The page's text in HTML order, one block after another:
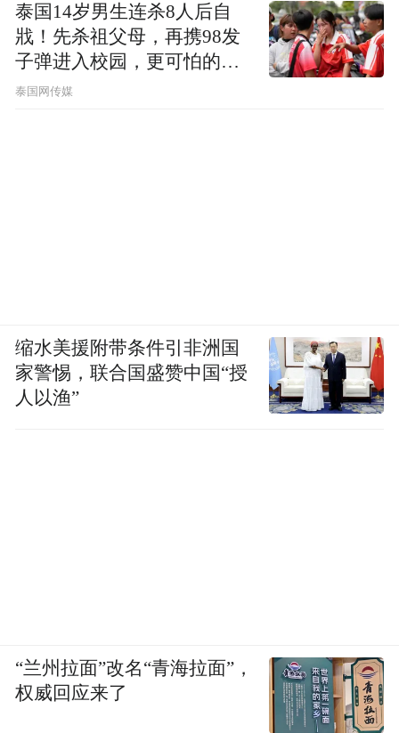
视2026年上午剧场已播剧集前列。
泰国14岁男生连杀8人后自
戕！先杀祖父母，再携98发
子弹进入校园，更可怕的细
节公布了
泰国网传媒
缩水美援附带条件引非洲国
家警惕，联合国盛赞中国“授
人以渔”
“兰州拉面”改名“青海拉面”，
权威回应来了